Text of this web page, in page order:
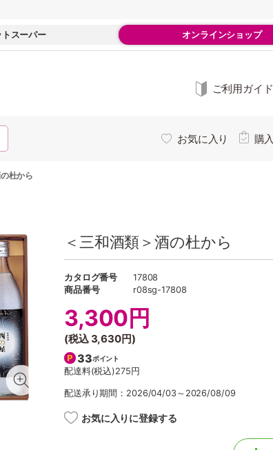
スーパー オンラインショップ
ご利用ガイド
お気に入り 購
杜から
＜三和酒類＞酒の杜から
カタログ番号
17808
商品番号
r08sg-17808
3,300円
(税込 3,630円)
33ポイント
配達料(税込)275円
配送承り期間：2026/04/03～2026/08/09
お気に入りに登録する